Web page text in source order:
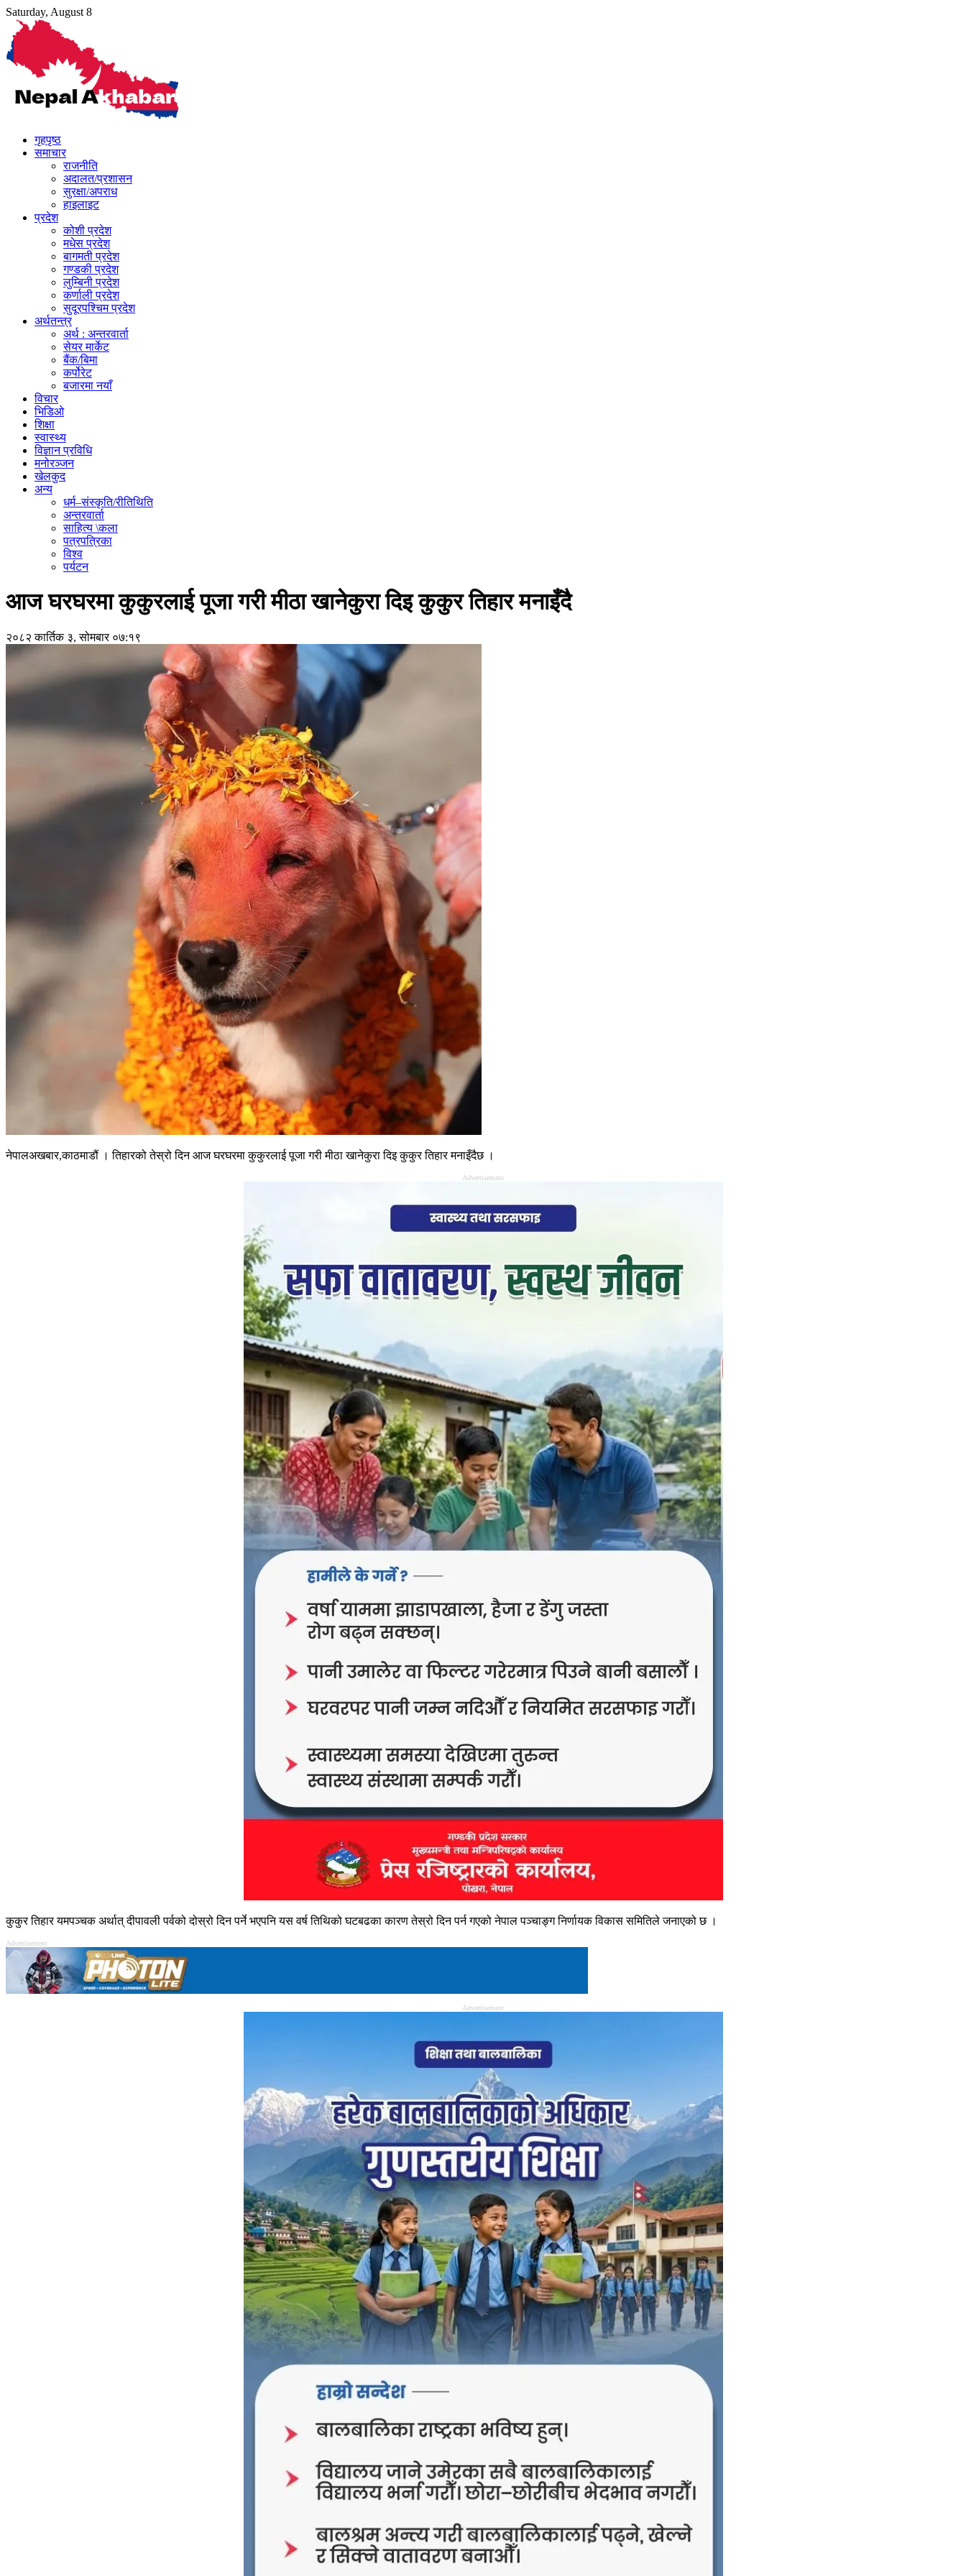
Skip
content
Saturday, August 8
गृहपृष्ठ
समाचार
राजनीति
अदालत/प्रशासन
सुरक्षा/अपराध
हाइलाइट
प्रदेश
कोशी प्रदेश
मधेस प्रदेश
बागमती प्रदेश
गण्डकी प्रदेश
लुम्बिनी प्रदेश
कर्णाली प्रदेश
सुदूरपश्चिम प्रदेश
अर्थतन्त्र
अर्थ : अन्तरवार्ता
सेयर मार्केट
बैंक/बिमा
कर्पोरेट
बजारमा नयाँ
विचार
भिडिओ
शिक्षा
स्वास्थ्य
विज्ञान प्रविधि
मनोरञ्जन
खेलकुद
अन्य
धर्म–संस्कृति/रीतिथिति
अन्तरवार्ता
साहित्य \कला
पत्रपत्रिका
विश्व
पर्यटन
आज घरघरमा कुकुरलाई पूजा गरी मीठा खानेकुरा दिइ कुकुर तिहार मनाइँदै
२०८२ कार्तिक ३, सोमबार ०७:१९
नेपालअखबार,काठमाडौं । तिहारको तेस्रो दिन आज घरघरमा कुकुरलाई पूजा गरी मीठा खानेकुरा दिइ कुकुर तिहार मनाइँदैछ ।
Advertisement
कुकुर तिहार यमपञ्चक अर्थात् दीपावली पर्वको दोस्रो दिन पर्ने भएपनि यस वर्ष तिथिको घटबढका कारण तेस्रो दिन पर्न गएको नेपाल पञ्चाङ्ग निर्णायक विकास समितिले जनाएको छ ।
Advertisement
Advertisement